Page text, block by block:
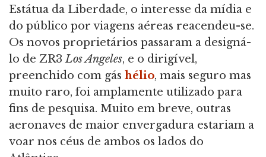
Estátua da Liberdade, o interesse da mídia e
do público por viagens aéreas reacendeu-se.
Os novos proprietários passaram a designá-
lo de ZR3Los Angeles, e o dirigível,
preenchido com gás hélio, mais seguro mas
muito raro, foi amplamente utilizado para
fins de pesquisa. Muito em breve, outras
aeronaves de maior envergadura estariam a
voar nos céus de ambos os lados do